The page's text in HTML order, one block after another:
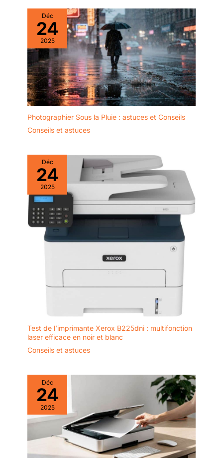
Déc
24
2025
Photographier Sous la Pluie : astuces et Conseils
Conseils et astuces
Déc
24
2025
Test de l’imprimante Xerox B225dni : multifonction
laser efficace en noir et blanc
Conseils et astuces
Déc
24
2025